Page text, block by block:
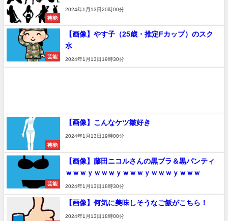
芸能
2024年1月13日20時00分
芸能
【画像】やす子（25歳・推定Fカップ）のスク
水
2024年1月13日19時30分
芸能
【画像】こんなケツ皺好き
2024年1月13日19時00分
芸能
【画像】藤田ニコルさんの黒ブラ＆黒パンティ
ｗｗｗｙｗｗｗｙｗｗｗｙｗｗｗｙｗｗｗ
2024年1月13日18時30分
【画像】何気に美味しそうなご飯がこちら！
2024年1月13日18時00分